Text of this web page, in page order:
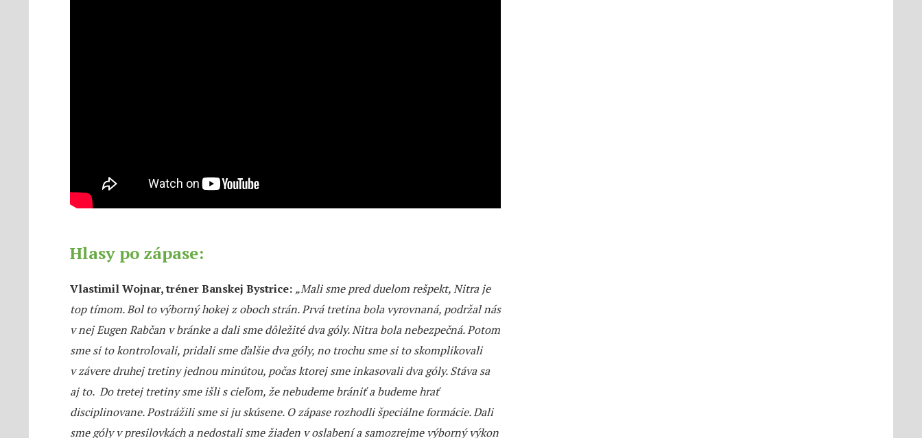
Hlasy po zápase:
Vlastimil Wojnar, tréner Banskej Bystrice: „Mali sme pred duelom rešpekt, Nitra je
top tímom. Bol to výborný hokej z oboch strán. Prvá tretina bola vyrovnaná, podržal nás
v nej Eugen Rabčan v bránke a dali sme dôležité dva góly. Nitra bola nebezpečná. Potom
sme si to kontrolovali, pridali sme ďalšie dva góly, no trochu sme si to skomplikovali
v závere druhej tretiny jednou minútou, počas ktorej sme inkasovali dva góly. Stáva sa
aj to. Do tretej tretiny sme išli s cieľom, že nebudeme brániť a budeme hrať
disciplinovane. Postrážili sme si ju skúsene. O zápase rozhodli špeciálne formácie. Dali
sme góly v presilovkách a nedostali sme žiaden v oslabení a samozrejme výborný výkon